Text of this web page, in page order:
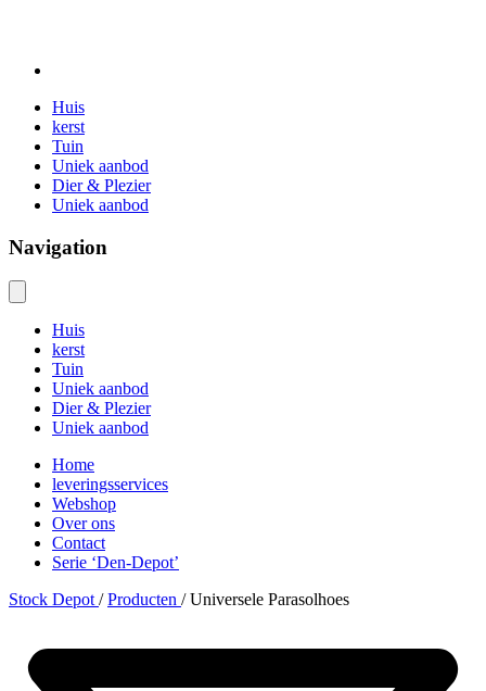
Huis
kerst
Tuin
Uniek aanbod
Dier & Plezier
Uniek aanbod
Navigation
Huis
kerst
Tuin
Uniek aanbod
Dier & Plezier
Uniek aanbod
Home
leveringsservices
Webshop
Over ons
Contact
Serie ‘Den-Depot’
Stock Depot /Producten /Universele Parasolhoes